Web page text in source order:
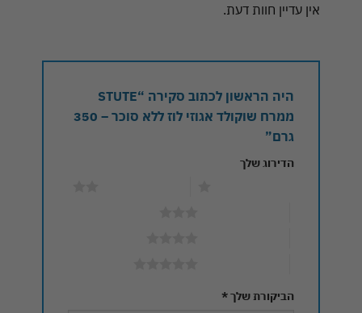
אין עדיין חוות דעת.
היה הראשון לכתוב סקירה “STUTE
ממרח שוקולד אגוזי לוז ללא סוכר – 350
גרם”
הדירוג שלך
הביקורת שלך*